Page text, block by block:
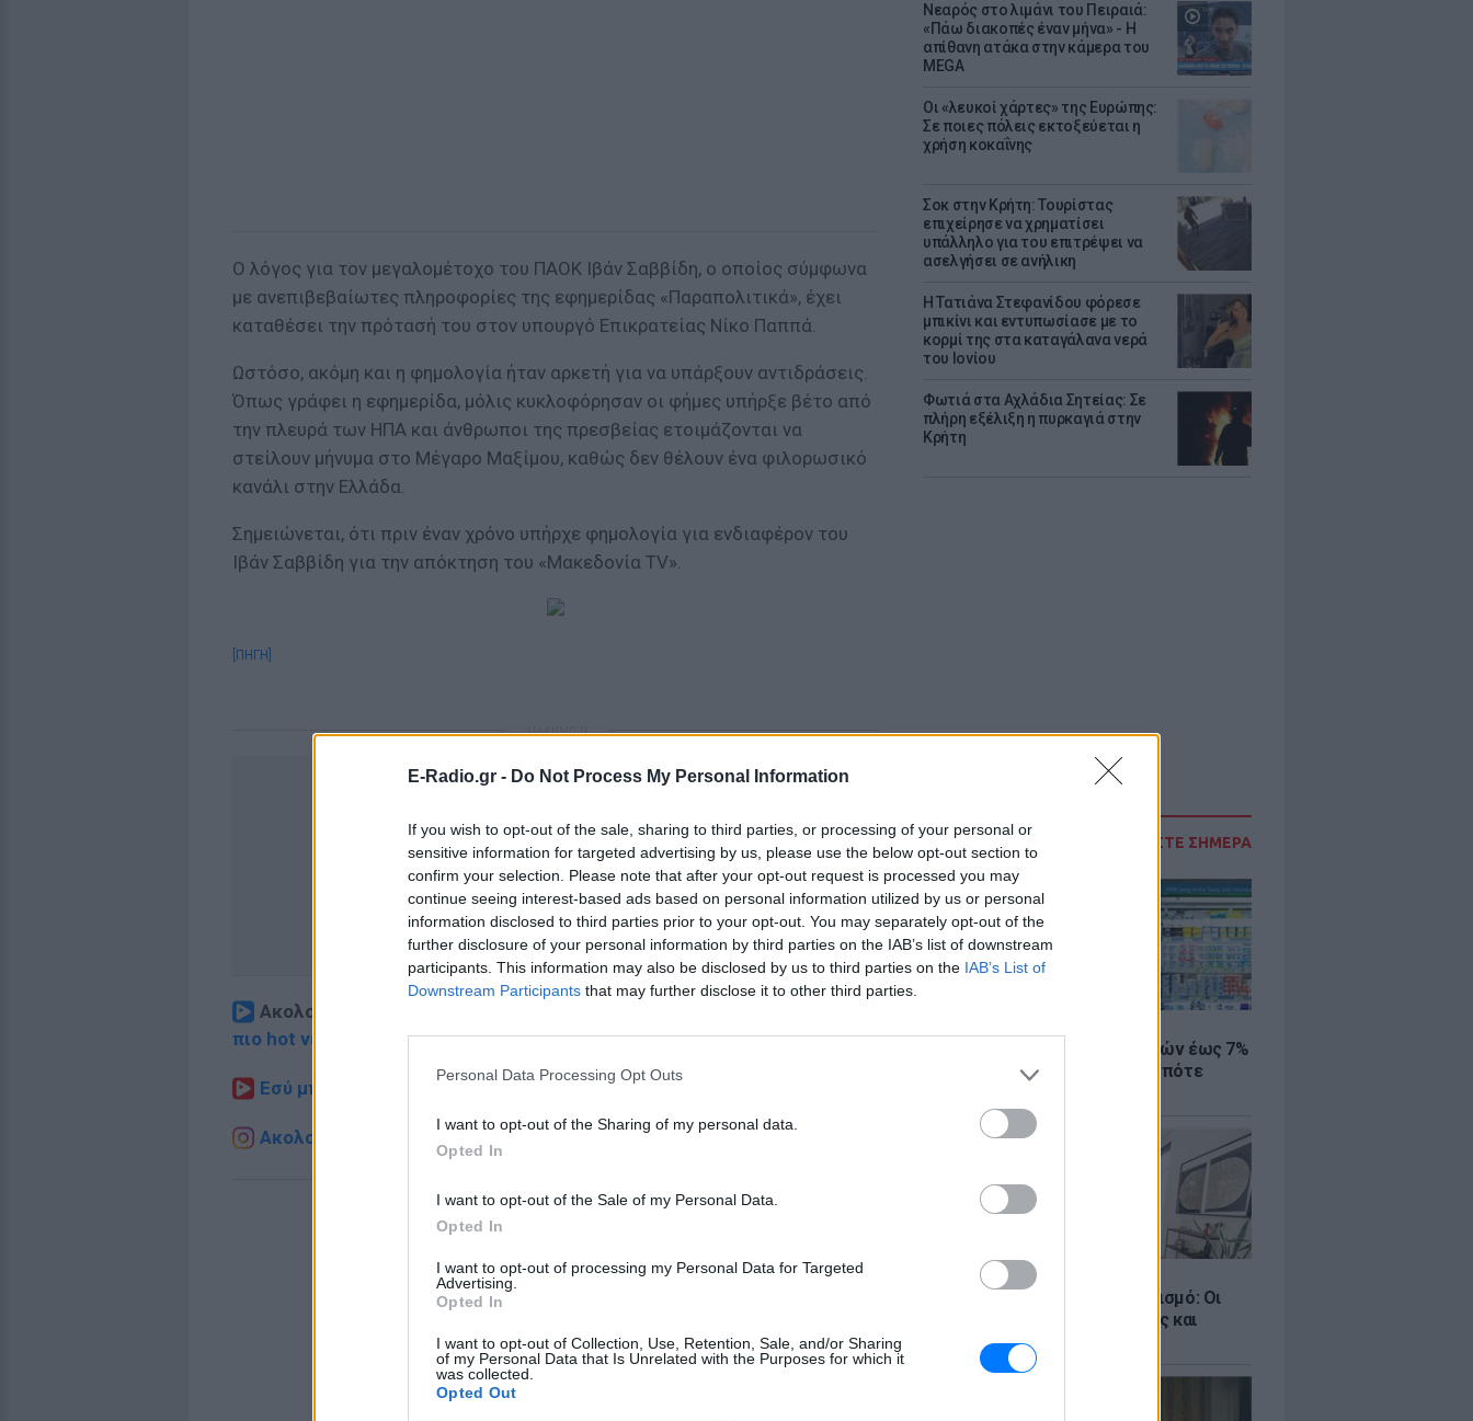
E-Radio.gr - Do Not Process My Personal Information
If you wish to opt-out of the sale, sharing to third parties, or processing of your personal or
sensitive information for targeted advertising by us, please use the below opt-out section to
confirm your selection. Please note that after your opt-out request is processed you may
continue seeing interest-based ads based on personal information utilized by us or personal
information disclosed to third parties prior to your opt-out. You may separately opt-out of the
further disclosure of your personal information by third parties on the IAB’s list of downstream
participants. This information may also be disclosed by us to third parties on the IAB’s List of
Downstream Participants that may further disclose it to other third parties.
Personal Data Processing Opt Outs
I want to opt-out of the Sharing of my personal data.
Opted In
I want to opt-out of the Sale of my Personal Data.
Opted In
I want to opt-out of processing my Personal Data for Targeted
Advertising.
Opted In
I want to opt-out of Collection, Use, Retention, Sale, and/or Sharing
of my Personal Data that Is Unrelated with the Purposes for which it
was collected.
Opted Out
Νεαρός στο λιμάνι του Πειραιά:
«Πάω διακοπές έναν μήνα» - Η
απίθανη ατάκα στην κάμερα του
MEGA
Οι «λευκοί χάρτες» της Ευρώπης:
Σε ποιες πόλεις εκτοξεύεται η
χρήση κοκαΐνης
Σοκ στην Κρήτη: Τουρίστας
επιχείρησε να χρηματίσει
υπάλληλο για του επιτρέψει να
ασελγήσει σε ανήλικη
Η Τατιάνα Στεφανίδου φόρεσε
μπικίνι και εντυπωσίασε με το
κορμί της στα καταγάλανα νερά
του Ιονίου
Φωτιά στα Αχλάδια Σητείας: Σε
πλήρη εξέλιξη η πυρκαγιά στην
Κρήτη
ΔΙΑΒΑΣΤΕ ΣΗΜΕΡΑ
Σούπερ μάρκετ: Μειώσεις τιμών έως 7%
σε πάνω από 1.000 προϊόντα, πότε
ΕΙΔΗΣΕΙΣ
Νέο χωροταξικό για τον τουρισμό: Οι
αλλαγές σε Airbnb, επενδύσεις και
Ο λόγος για τον μεγαλομέτοχο του ΠΑΟΚ Ιβάν Σαββίδη, ο οποίος σύμφωνα
με ανεπιβεβαίωτες πληροφορίες της εφημερίδας «Παραπολιτικά», έχει
καταθέσει την πρότασή του στον υπουργό Επικρατείας Νίκο Παππά.
Ωστόσο, ακόμη και η φημολογία ήταν αρκετή για να υπάρξουν αντιδράσεις.
Όπως γράφει η εφημερίδα, μόλις κυκλοφόρησαν οι φήμες υπήρξε βέτο από
την πλευρά των ΗΠΑ και άνθρωποι της πρεσβείας ετοιμάζονται να
στείλουν μήνυμα στο Μέγαρο Μαξίμου, καθώς δεν θέλουν ένα φιλορωσικό
κανάλι στην Ελλάδα.
Σημειώνεται, ότι πριν έναν χρόνο υπήρχε φημολογία για ενδιαφέρον του
Ιβάν Σαββίδη για την απόκτηση του «Μακεδονία TV».
[ΠΗΓΗ]
ΔΙΑΦΗΜΙΣΗ
Ακολουθήστε το E-Radio.gr στο
πιο hot νέα
Εσύ μπήκες στο E-Daily.gr; Τα νέα της ημέρας και ότι σου κάνει κλικ!
Ακολουθήστε το E-Radio.gr και στο Instagram